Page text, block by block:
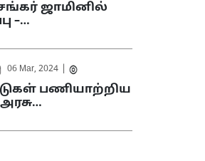
சங்கர் ஜாமினில்
–…
06 Mar, 2024
பணியாற்றிய
அரசு…